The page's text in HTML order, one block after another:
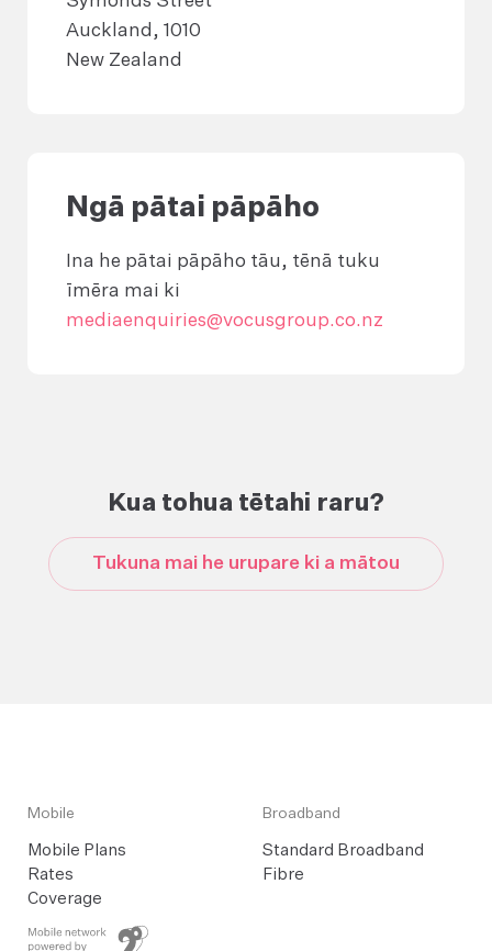
Auckland, 1010
New Zealand
Ngā pātai pāpāho
Ina he pātai pāpāho tāu, tēnā tuku
īmēra mai ki
mediaenquiries@vocusgroup.co.nz
Kua tohua tētahi raru?
Tukuna mai he urupare ki a mātou
Mobile
Mobile Plans
Rates
Coverage
Broadband
Standard Broadband
Fibre